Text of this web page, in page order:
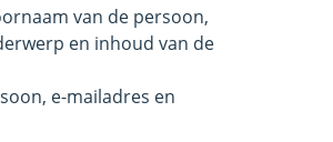
van de persoon,
en inhoud van de
e-mailadres en